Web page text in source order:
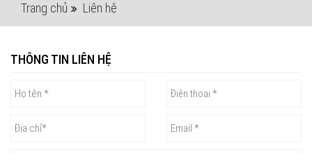
Trang chủ Liên hệ
THÔNG TIN LIÊN HỆ